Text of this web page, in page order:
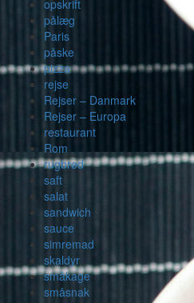
opskrift
pålæg
Paris
påske
pizza
rejse
Rejser – Danmark
Rejser – Europa
restaurant
Rom
rugbrød
saft
salat
sandwich
sauce
simremad
skaldyr
småkage
småsnak